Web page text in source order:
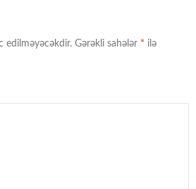
edilməyəcəkdir. Gərəkli sahələr * ilə